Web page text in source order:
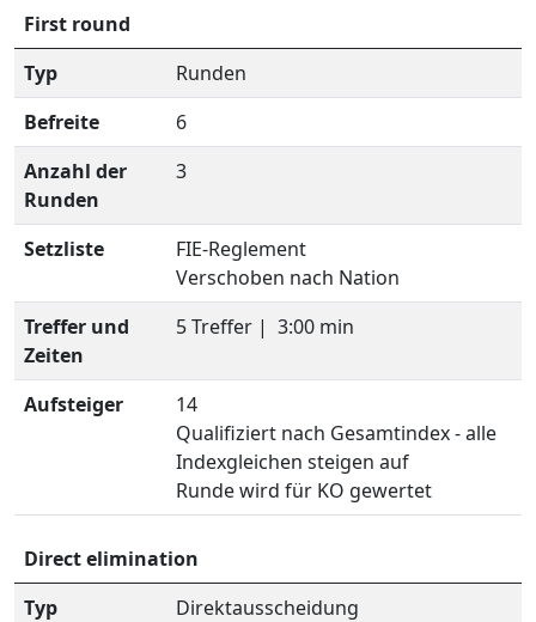
First round
Typ
Runden
Befreite
6
Anzahl der
Runden
3
Setzliste
FIE-Reglement
Verschoben nach Nation
Treffer und
Zeiten
5 Treffer | 3:00 min
Aufsteiger
14
Qualifiziert nach Gesamtindex - alle
Indexgleichen steigen auf
Runde wird für KO gewertet
Direct elimination
Typ
Direktausscheidung